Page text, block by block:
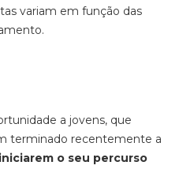
variam em função das
a jovens, que
terminado recentemente a
iniciarem o seu percurso